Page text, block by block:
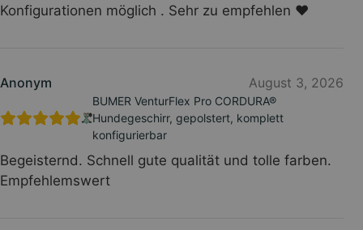
Konfigurationen möglich . Sehr zu empfehlen ❤️
Anonym August 3, 2026
BUMER VenturFlex Pro CORDURA®
Hundegeschirr, gepolstert, komplett
konfigurierbar
Begeisternd. Schnell gute qualität und tolle farben.
Empfehlemswert